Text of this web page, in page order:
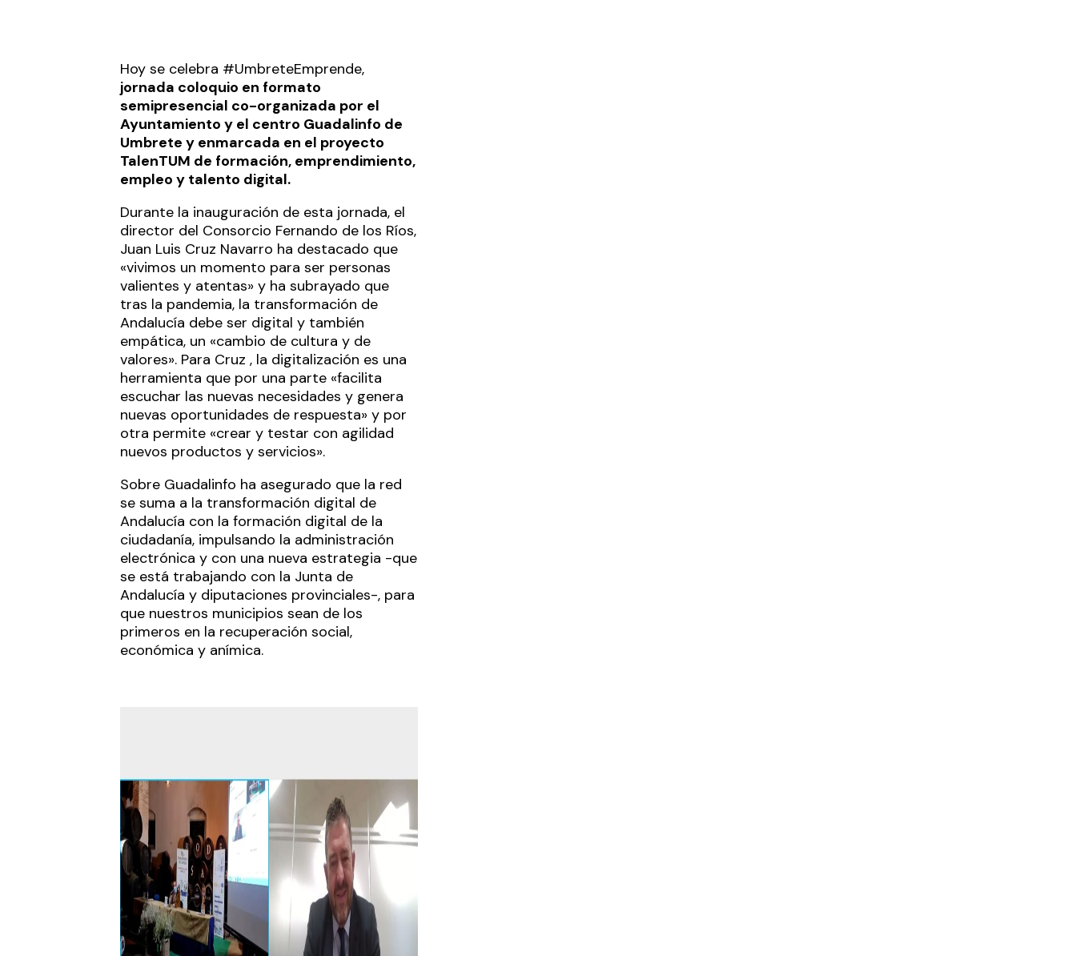
Hoy se celebra #UmbreteEmprende,
jornada coloquio en formato
semipresencial co-organizada por el
Ayuntamiento y el centro Guadalinfo de
Umbrete y enmarcada en el proyecto
TalenTUM de formación, emprendimiento,
empleo y talento digital.
Durante la inauguración de esta jornada, el
director del Consorcio Fernando de los Ríos,
Juan Luis Cruz Navarro ha destacado que
«vivimos un momento para ser personas
valientes y atentas» y ha subrayado que
tras la pandemia, la transformación de
Andalucía debe ser digital y también
empática, un «cambio de cultura y de
valores». Para Cruz , la digitalización es una
herramienta que por una parte «facilita
escuchar las nuevas necesidades y genera
nuevas oportunidades de respuesta» y por
otra permite «crear y testar con agilidad
nuevos productos y servicios».
Sobre Guadalinfo ha asegurado que la red
se suma a la transformación digital de
Andalucía con la formación digital de la
ciudadanía, impulsando la administración
electrónica y con una nueva estrategia -que
se está trabajando con la Junta de
Andalucía y diputaciones provinciales-, para
que nuestros municipios sean de los
primeros en la recuperación social,
económica y anímica.